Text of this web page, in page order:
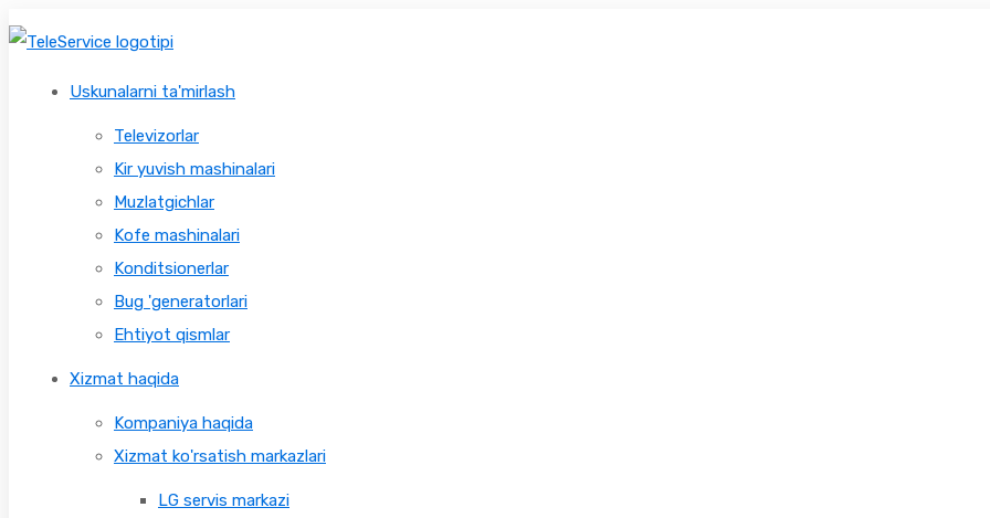
Uskunalarni ta'mirlash
Televizorlar
Kir yuvish mashinalari
Muzlatgichlar
Kofe mashinalari
Konditsionerlar
Bug 'generatorlari
Ehtiyot qismlar
Xizmat haqida
Kompaniya haqida
Xizmat ko'rsatish markazlari
LG servis markazi